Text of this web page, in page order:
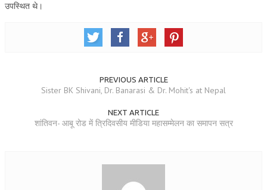
SPIRITUAL OR TRANSCENDENTAL MEDITATION
DIVINE VIRTUES
MENTAL TENSION
RAJYOGA COURSE
उपस्थित थे।
PREVIOUS ARTICLE
Sister BK Shivani, Dr. Banarasi & Dr. Mohit's at Nepal
NEXT ARTICLE
शांतिवन- आबू रोड में त्रिदिवसीय मीडिया महासम्मेलन का समापन सत्र